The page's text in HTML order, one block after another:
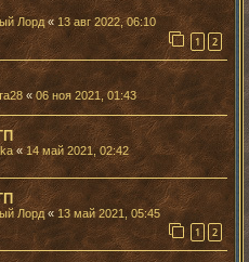
Лорд« 13 авг 2022, 06:10
1 2
«06 ноя 2021, 01:43
«14 май 2021, 02:42
Лорд«13 май 2021, 05:45
1 2